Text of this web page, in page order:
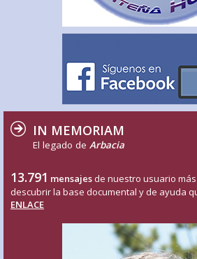
IN MEMORIAM
El legado de Arbacia
13.791 mensajes de nuestro usuario
descubrir la base documental y de ayuda
ENLACE